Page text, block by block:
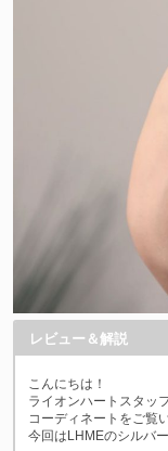
レビュー＆解説
こんにちは！
ライオンハートスタッ
コーディネートをご覧
今回はLHMEのシルバ